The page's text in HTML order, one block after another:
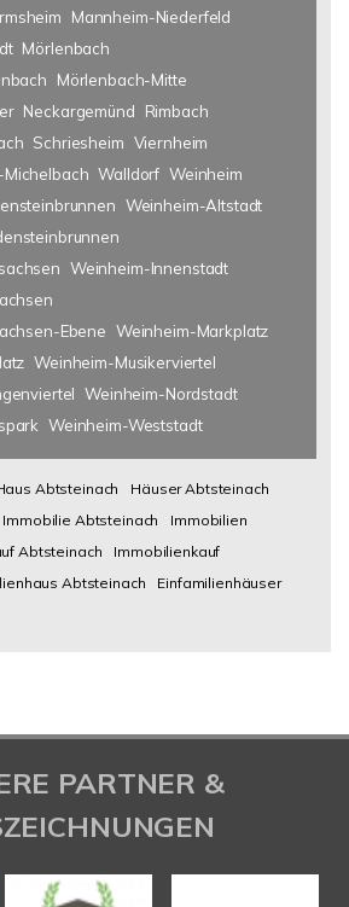
Mannheim-Niederfeld
Mörlenbach
Mörlenbach-Mitte
Neckargemünd
Rimbach
Schriesheim Viernheim
Walldorf Weinheim
Weinheim-Altstadt
Weinheim-Innenstadt
Ebene Weinheim-Markplatz
Weinheim-Musikerviertel
Weinheim-Nordstadt
Weinheim-Weststadt
Abtsteinach
Häuser Abtsteinach
Immobilie Abtsteinach
Immobilien
Abtsteinach
Immobilienkauf
Abtsteinach
Einfamilienhäuser
PARTNER &